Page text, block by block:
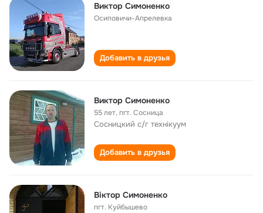
Виктор Симоненко
Осиповичи-Апрелевка
Добавить в друзья
Виктор Симоненко
55 лет,пгт. Сосница
Сосницкий с/г технікуум
Добавить в друзья
Віктор Симоненко
пгт. Куйбышево